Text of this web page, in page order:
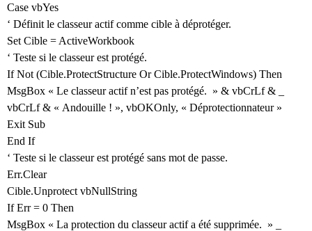
Case vbYes
‘ Définit le classeur actif comme cible à déprotéger.
Set Cible = ActiveWorkbook
‘ Teste si le classeur est protégé.
If Not (Cible.ProtectStructure Or Cible.ProtectWindows) Then
MsgBox « Le classeur actif n’est pas protégé. » & vbCrLf & _
vbCrLf & « Andouille ! », vbOKOnly, « Déprotectionnateur »
Exit Sub
End If
‘ Teste si le classeur est protégé sans mot de passe.
Err.Clear
Cible.Unprotect vbNullString
If Err = 0 Then
MsgBox « La protection du classeur actif a été supprimée. » _